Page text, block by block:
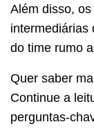
Além disso,
intermediárias
do time rumo
Quer saber
Continue a
perguntas-